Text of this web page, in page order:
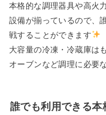
本格的な調理器具や高火
設備が揃っているので、
戦することができます
大容量の冷凍・冷蔵庫は
オーブンなど調理に必要
誰でも利用できる本